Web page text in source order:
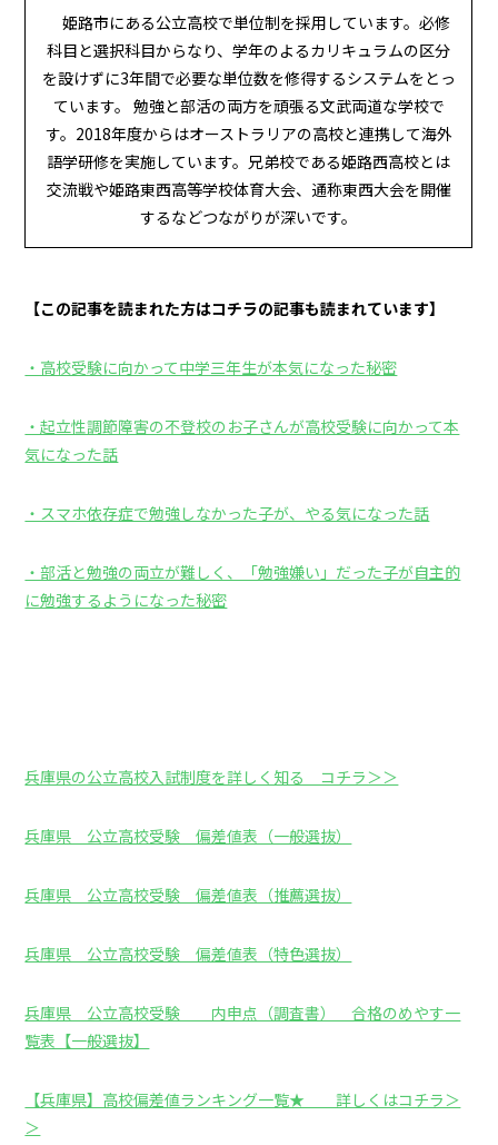
姫路市にある公立高校で単位制を採用しています。必修
科目と選択科目からなり、学年のよるカリキュラムの区分
を設けずに3年間で必要な単位数を修得するシステムをとっ
ています。 勉強と部活の両方を頑張る文武両道な学校で
す。2018年度からはオーストラリアの高校と連携して海外
語学研修を実施しています。兄弟校である姫路西高校とは
交流戦や姫路東西高等学校体育大会、通称東西大会を開催
するなどつながりが深いです。
【この記事を読まれた方はコチラの記事も読まれています】
・高校受験に向かって中学三年生が本気になった秘密
・起立性調節障害の不登校のお子さんが高校受験に向かって本
気になった話
・スマホ依存症で勉強しなかった子が、やる気になった話
・部活と勉強の両立が難しく、「勉強嫌い」だった子が自主的
に勉強するようになった秘密
兵庫県の公立高校入試制度を詳しく知る コチラ＞＞
兵庫県 公立高校受験 偏差値表（一般選抜）
兵庫県 公立高校受験 偏差値表（推薦選抜）
兵庫県 公立高校受験 偏差値表（特色選抜）
兵庫県 公立高校受験 内申点（調査書） 合格のめやす一
覧表【一般選抜】
【兵庫県】高校偏差値ランキング一覧★ 詳しくはコチラ＞
＞